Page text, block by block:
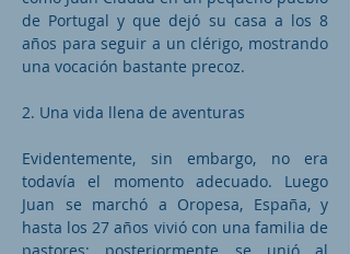
de Portugal y que dejó su casa a los 8
años para seguir a un clérigo, mostrando
una vocación bastante precoz.
2. Una vida llena de aventuras
Evidentemente, sin embargo, no era
todavía el momento adecuado. Luego
Juan se marchó a Oropesa, España, y
hasta los 27 años vivió con una familia de